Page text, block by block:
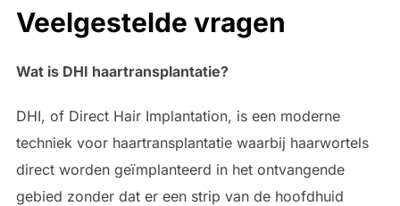
Veelgestelde vragen
Wat is DHI haartransplantatie?
DHI, of Direct Hair Implantation, is een moderne
techniek voor haartransplantatie waarbij haarwortels
direct worden geïmplanteerd in het ontvangende
gebied zonder dat er een strip van de hoofdhuid